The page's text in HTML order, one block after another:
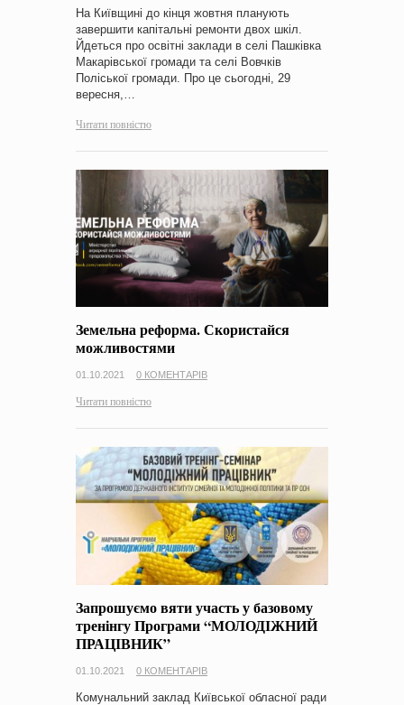
На Київщині до кінця жовтня планують
завершити капітальні ремонти двох шкіл.
Йдеться про освітні заклади в селі Пашківка
Макарівської громади та селі Вовчків
Поліської громади. Про це сьогодні, 29
вересня,…
Читати повністю
Земельна реформа. Скористайся
можливостями
01.10.2021 0 КОМЕНТАРІВ
Читати повністю
Запрошуємо вяти участь у базовому
тренінгу Програми “МОЛОДІЖНИЙ
ПРАЦІВНИК”
01.10.2021 0 КОМЕНТАРІВ
Комунальний заклад Київської обласної ради